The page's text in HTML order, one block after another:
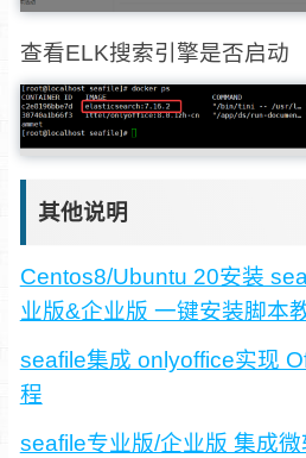
查看ELK搜索引擎是否启动
其他说明
Centos8/Ubuntu 20安装
业版&企业版 一键安装脚本
seafile集成 onlyoffice实现
程
seafile专业版/企业版 集成